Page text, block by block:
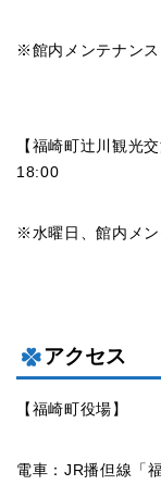
※館内メンテナンス
【福崎町辻川観光
18:00
※水曜日、館内メン
アクセス
【福崎町役場】
電車：JR播但線「